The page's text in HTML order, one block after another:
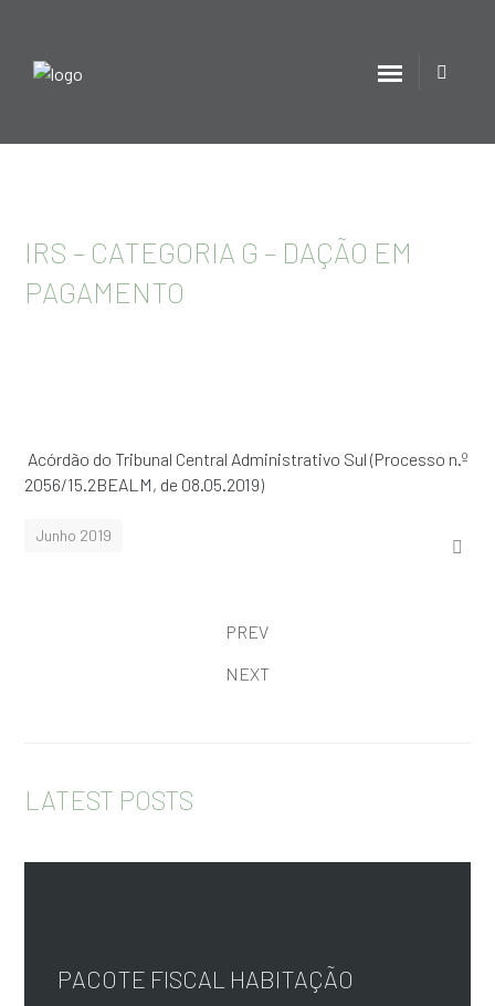
IRS – CATEGORIA G – DAÇÃO EM
PAGAMENTO
Acórdão do Tribunal Central Administrativo Sul (Processo n.º
2056/15.2BEALM, de 08.05.2019)
Junho 2019
PREV
NEXT
LATEST POSTS
PACOTE FISCAL HABITAÇÃO